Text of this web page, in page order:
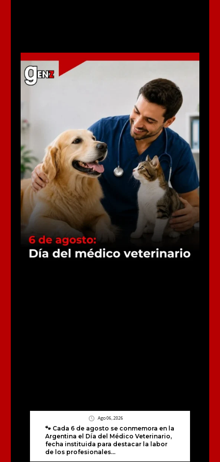
Ago 06, 2026
🐾 Cada 6 de agosto se conmemora en la
Argentina el Día del Médico Veterinario,
fecha instituida para destacar la labor
de los profesionales...